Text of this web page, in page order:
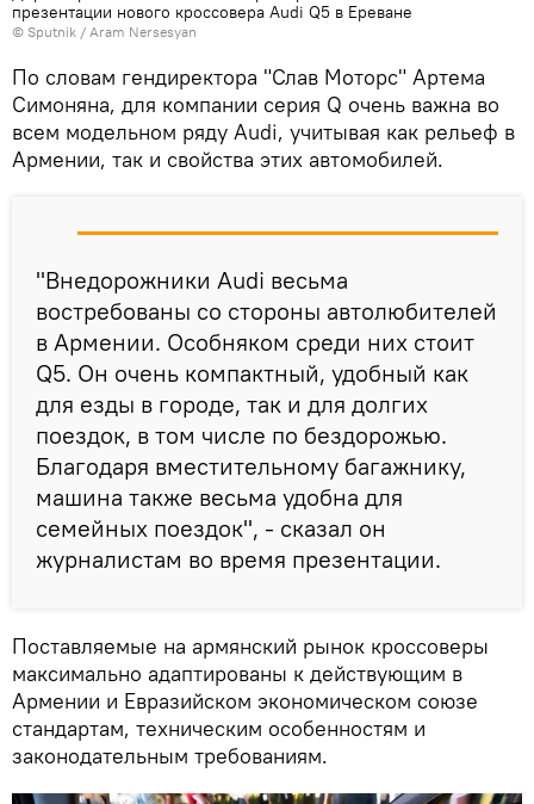
презентации нового кроссовера Audi Q5 в Ереване
© Sputnik / Aram Nersesyan
По словам гендиректора "Слав Моторс" Артема
Симоняна, для компании серия Q очень важна во
всем модельном ряду Audi, учитывая как рельеф в
Армении, так и свойства этих автомобилей.
"Внедорожники Audi весьма
востребованы со стороны автолюбителей
в Армении. Особняком среди них стоит
Q5. Он очень компактный, удобный как
для езды в городе, так и для долгих
поездок, в том числе по бездорожью.
Благодаря вместительному багажнику,
машина также весьма удобна для
семейных поездок", - сказал он
журналистам во время презентации.
Поставляемые на армянский рынок кроссоверы
максимально адаптированы к действующим в
Армении и Евразийском экономическом союзе
стандартам, техническим особенностям и
законодательным требованиям.